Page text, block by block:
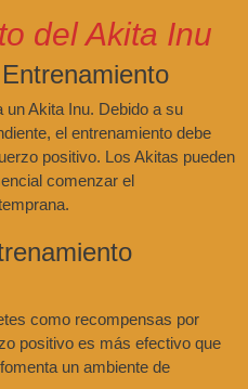
del Akita Inu
un Akita Inu. Debido a su
el entrenamiento debe
positivo. Los Akitas pueden
comenzar el
como recompensas por
positivo es más efectivo que
un ambiente de